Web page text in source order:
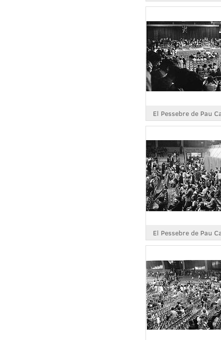
El Pessebre de Pau
El Pessebre de Pau